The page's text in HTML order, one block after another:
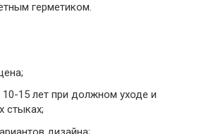
герметиком.
15 лет при должном уходе и
стыках;